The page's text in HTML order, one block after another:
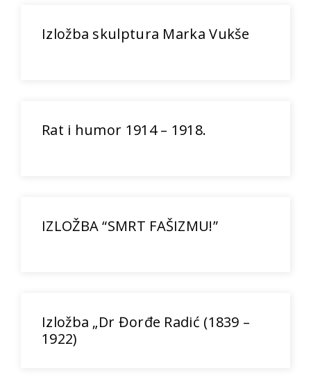
Izložba skulptura Marka Vukše
Rat i humor 1914 – 1918.
IZLOŽBA “SMRT FAŠIZMU!”
Izložba „Dr Đorđe Radić (1839 –
1922)